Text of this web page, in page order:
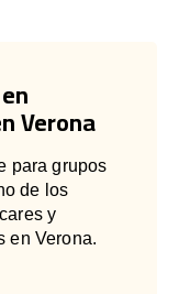
Verona
para grupos
de los
y
en Verona.